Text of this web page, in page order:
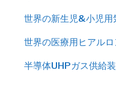
世界の新生児&小児
世界の医療用ヒアル
半導体UHPガス供給